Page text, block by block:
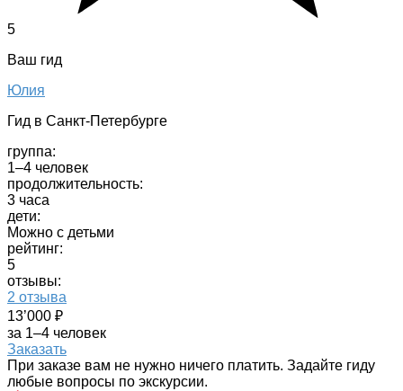
5
Ваш гид
Юлия
Гид в Санкт-Петербурге
группа:
1–4 человек
продолжительность:
3 часа
дети:
Можно с детьми
рейтинг:
5
отзывы:
2 отзыва
13’000 ₽
за 1–4 человек
Заказать
При заказе вам не нужно ничего платить. Задайте гиду
любые вопросы по экскурсии.